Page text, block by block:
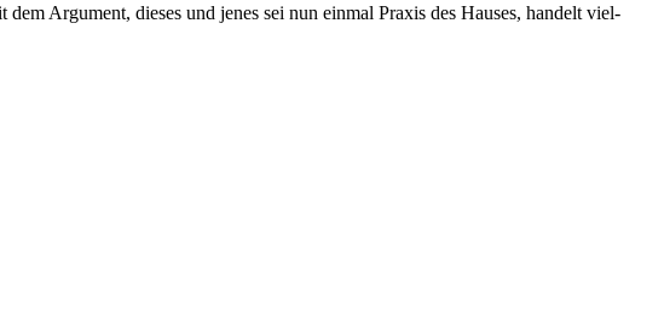
Argu­ment, dieses und jenes sei nun einmal Praxis des Hauses, handelt viel­